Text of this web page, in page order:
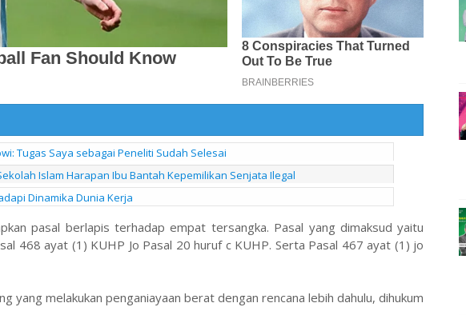
Tugas Saya sebagai Peneliti Sudah Selesai
Islam Harapan Ibu Bantah Kepemilikan Senjata Ilegal
Dinamika Dunia Kerja
pasal berlapis terhadap empat tersangka. Pasal yang dimaksud yaitu
468 ayat (1) KUHP Jo Pasal 20 huruf c KUHP. Serta Pasal 467 ayat (1) jo
yang melakukan penganiayaan berat dengan rencana lebih dahulu, dihukum